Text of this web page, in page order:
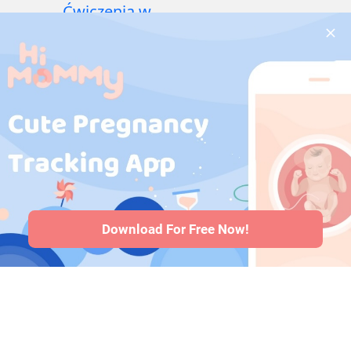
Ćwiczenia w
zdrowotne w
czasie ciąży
w ciąży·Problemy
zdrowotne
niemowląt·
Artykuły·Polityka
redakcyjna
Download For Free Now!